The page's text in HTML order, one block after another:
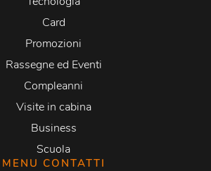
Card
Promozioni
Rassegne ed Eventi
Compleanni
Visite in cabina
Business
Scuola
MENU CONTATTI